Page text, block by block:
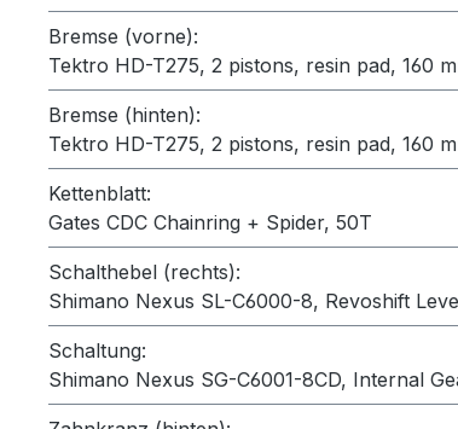
Bremse (vorne):
Tektro HD-T275, 2 pistons, resin pad, 160
Bremse (hinten):
Tektro HD-T275, 2 pistons, resin pad, 160
Kettenblatt:
Gates CDC Chainring + Spider, 50T
Schalthebel (rechts):
Shimano Nexus SL-C6000-8, Revoshift
Schaltung:
Shimano Nexus SG-C6001-8CD, Internal